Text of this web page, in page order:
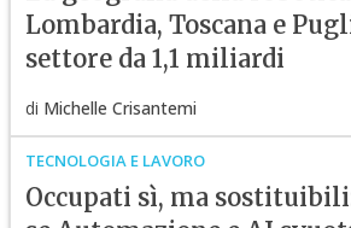
Lombardia, Toscana e
settore da 1,1 miliardi
di Michelle Crisantemi
TECNOLOGIA E LAVORO
Occupati sì, ma sostituibili: